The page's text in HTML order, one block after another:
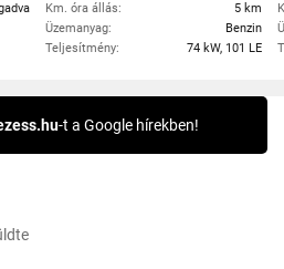
Km. óra állás:
5 km
Üzemanyag:
Benzin
Teljesítmény:
74 kW, 101 LE
-t a Google hírekben!